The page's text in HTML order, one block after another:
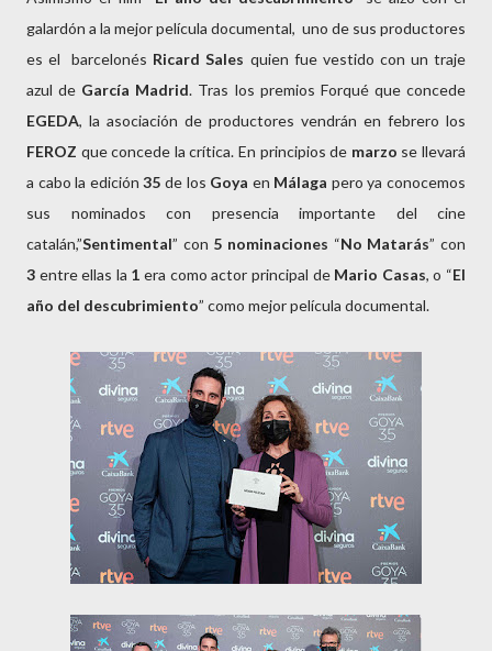
galardón a la mejor película documental, uno de sus productores
es el barcelonés Ricard Sales quien fue vestido con un traje
azul de García Madrid. Tras los premios Forqué que concede
EGEDA, la asociación de productores vendrán en febrero los
FEROZ que concede la crítica. En principios de marzo se llevará
a cabo la edición35 de los Goya en Málaga pero ya conocemos
sus nominados con presencia importante del cine
catalán,”Sentimental” con 5 nominaciones “No Matarás” con
3 entre ellas la 1 era como actor principal de Mario Casas, o “El
año del descubrimiento” como mejor película documental.